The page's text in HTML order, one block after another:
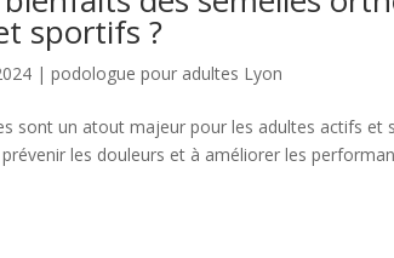
sportifs ?
|podologue pour adultes Lyon
sont un atout majeur pour les adultes actifs et
les douleurs et à améliorer les